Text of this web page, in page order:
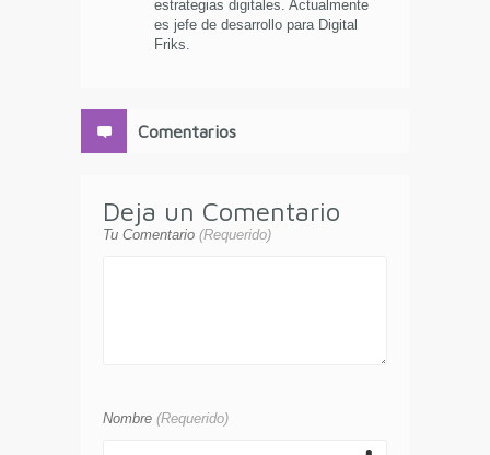
estrategias digitales. Actualmente
es jefe de desarrollo para Digital
Friks.
Comentarios
Deja un Comentario
Tu Comentario (Requerido)
Nombre (Requerido)